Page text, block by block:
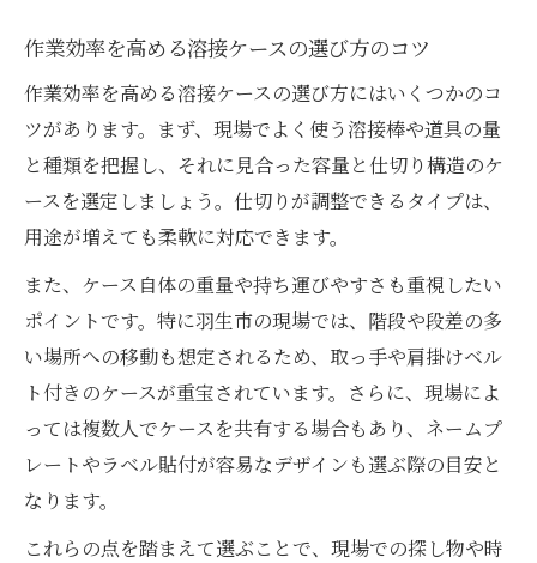
作業効率を高める溶接ケースの選び方のコツ
作業効率を高める溶接ケースの選び方にはいくつかのコ
ツがあります。まず、現場でよく使う溶接棒や道具の量
と種類を把握し、それに見合った容量と仕切り構造のケ
ースを選定しましょう。仕切りが調整できるタイプは、
用途が増えても柔軟に対応できます。
また、ケース自体の重量や持ち運びやすさも重視したい
ポイントです。特に羽生市の現場では、階段や段差の多
い場所への移動も想定されるため、取っ手や肩掛けベル
ト付きのケースが重宝されています。さらに、現場によ
っては複数人でケースを共有する場合もあり、ネームプ
レートやラベル貼付が容易なデザインも選ぶ際の目安と
なります。
これらの点を踏まえて選ぶことで、現場での探し物や時